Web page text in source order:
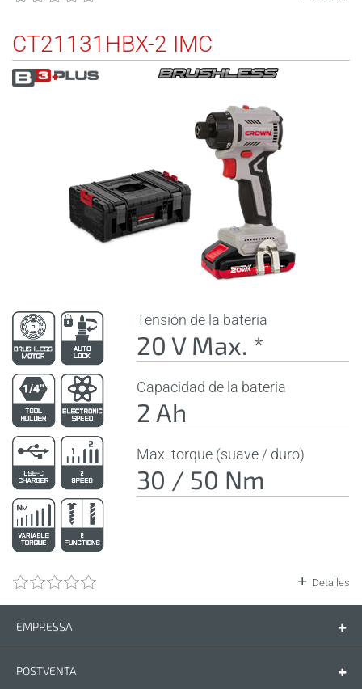
CT21131HBX-2 IMC
Tensión de la batería
20 V Max. *
Capacidad de la bateria
2 Ah
Max. torque (suave / duro)
30 / 50 Nm
Detalles
EMPRESSA
POSTVENTA